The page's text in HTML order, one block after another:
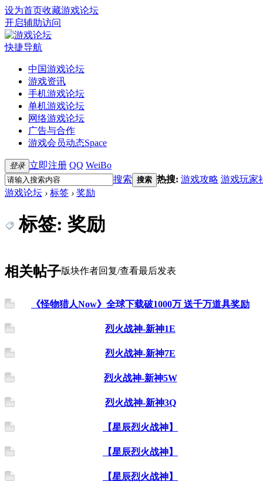
设为首页收藏游戏论坛
开启辅助访问
快捷导航
中国游戏论坛
游戏资讯
手机游戏论坛
单机游戏论坛
网络游戏论坛
广告与合作
游戏会员动态Space
登录 立即注册 QQ WeiBo
搜索 搜索 热搜: 游戏攻略 游戏玩家
游戏论坛 › 标签 › 奖励
标签: 奖励
相关帖子版块作者回复/查看最后发表
《怪物猎人Now》全球下载破1000万 送千万道具奖励
烈火战神-新神1E
烈火战神-新神7E
烈火战神-新神5W
烈火战神-新神3Q
【星辰烈火战神】
【星辰烈火战神】
【星辰烈火战神】